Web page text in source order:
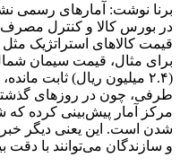
برنا نوشت: آمارهای رسمی
در بورس کالا و کنترل مصرف
قیمت کالاهای استراتژیک
(۲.۴ میلیون ریال) ثابت
طرفی، چون در روزهای
مرکز آمار پیش‌بینی کرده
شدن است. این یعنی دیگر
و سازندگان می‌توانند با دقت